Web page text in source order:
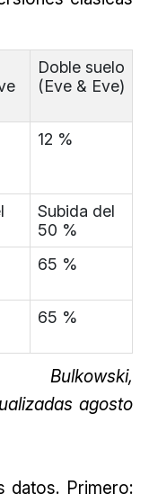
Doble suelo
(Eve & Eve)
12 %
Subida del
50 %
65 %
65 %
agosto
datos. Primero: